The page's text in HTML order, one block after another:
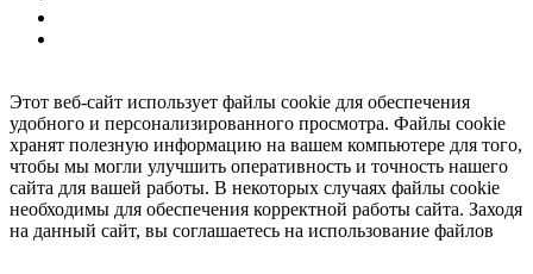
Этот веб-сайт использует файлы cookie для обеспечения
удобного и персонализированного просмотра. Файлы cookie
хранят полезную информацию на вашем компьютере для того,
чтобы мы могли улучшить оперативность и точность нашего
сайта для вашей работы. В некоторых случаях файлы cookie
необходимы для обеспечения корректной работы сайта. Заходя
на данный сайт, вы соглашаетесь на использование файлов